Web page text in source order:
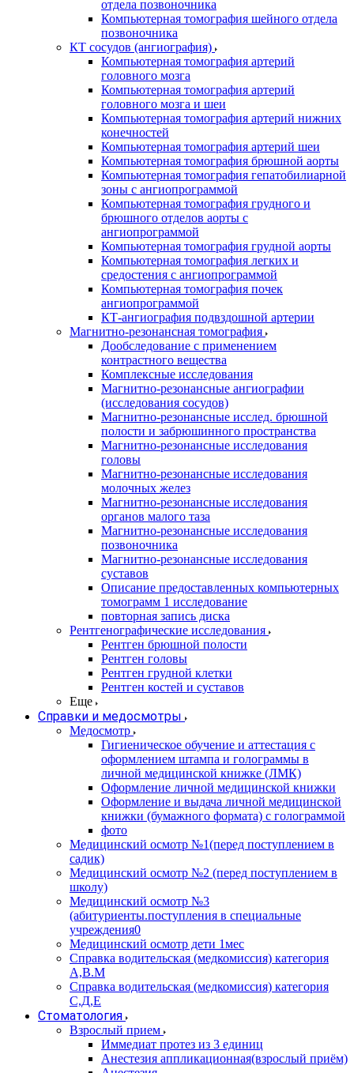
отдела позвоночника
Компьютерная томография шейного отдела
позвоночника
КТ сосудов (ангиография)
Компьютерная томография артерий
головного мозга
Компьютерная томография артерий
головного мозга и шеи
Компьютерная томография артерий нижних
конечностей
Компьютерная томография артерий шеи
Компьютерная томография брюшной аорты
Компьютерная томография гепатобилиарной
зоны с ангиопрограммой
Компьютерная томография грудного и
брюшного отделов аорты с
ангиопрограммой
Компьютерная томография грудной аорты
Компьютерная томография легких и
средостения с ангиопрограммой
Компьютерная томография почек
ангиопрограммой
КТ-ангиография подвздошной артерии
Магнитно-резонансная томография
Дообследование с применением
контрастного вещества
Комплексные исследования
Магнитно-резонансные ангиографии
(исследования сосудов)
Магнитно-резонансные исслед. брюшной
полости и забрюшинного пространства
Магнитно-резонансные исследования
головы
Магнитно-резонансные исследования
молочных желез
Магнитно-резонансные исследования
органов малого таза
Магнитно-резонансные исследования
позвоночника
Магнитно-резонансные исследования
суставов
Описание предоставленных компьютерных
томограмм 1 исследование
повторная запись диска
Рентгенографические исследования
Рентген брюшной полости
Рентген головы
Рентген грудной клетки
Рентген костей и суставов
Еще
Справки и медосмотры
Медосмотр
Гигиеническое обучение и аттестация с
оформлением штампа и голограммы в
личной медицинской книжке (ЛМК)
Оформление личной медицинской книжки
Оформление и выдача личной медицинской
книжки (бумажного формата) с голограммой
фото
Медицинский осмотр №1(перед поступлением в
садик)
Медицинский осмотр №2 (перед поступлением в
школу)
Медицинский осмотр №3
(абитуриенты.поступления в специальные
учреждения0
Медицинский осмотр дети 1мес
Справка водительская (медкомиссия) категория
А,В.М
Справка водительская (медкомиссия) категория
С,Д,Е
Стоматология
Взрослый прием
Иммедиат протез из 3 единиц
Анестезия аппликационная(взрослый приём)